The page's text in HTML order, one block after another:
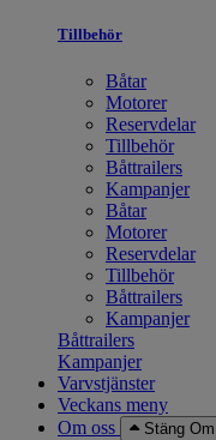
Tillbehör
Båtar
Motorer
Reservdelar
Tillbehör
Båttrailers
Kampanjer
Båtar
Motorer
Reservdelar
Tillbehör
Båttrailers
Kampanjer
Båttrailers
Kampanjer
Varvstjänster
Veckans meny
Om oss
Stäng